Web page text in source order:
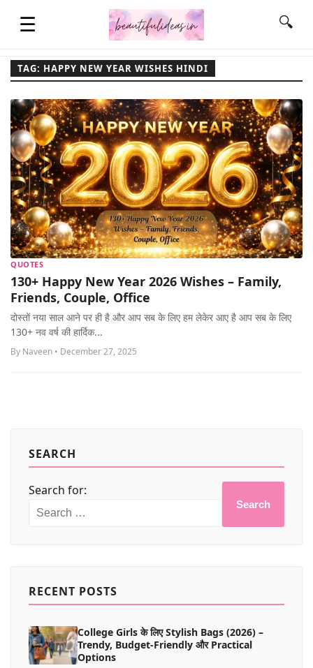
☰
QUOTES
LIFESTYLE
FASHION & STYLE
CONTACT NAME IDEAS
MORE
🔍
TAG: HAPPY NEW YEAR WISHES HINDI
QUOTES
130+ Happy New Year 2026 Wishes – Family,
Friends, Couple, Office
दोस्तों नया साल आने पर ही है और आप सब के लिए हम लेकेर आए है आप सब के लिए
130+ नव वर्ष की हार्दिक...
By Naveen • December 27, 2025
SEARCH
Search for:
Search
RECENT POSTS
College Girls के लिए Stylish Bags (2026) –
Trendy, Budget-Friendly और Practical
Options